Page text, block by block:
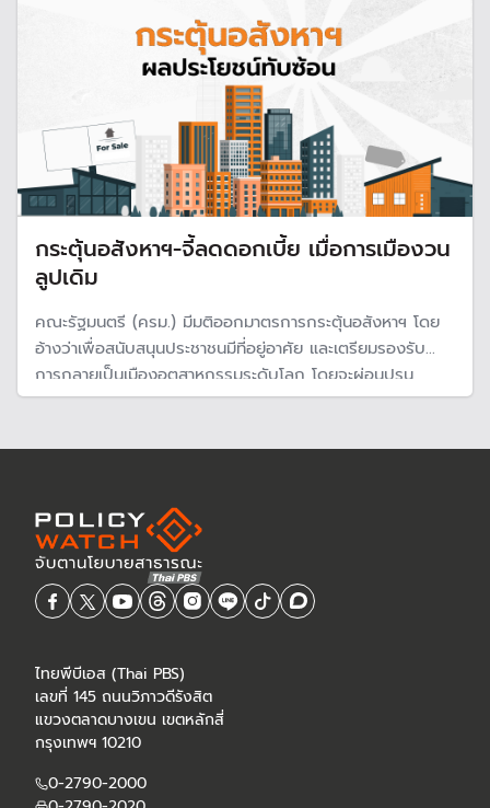
กระตุ้นอสังหาฯ-จี้ลดดอกเบี้ย เมื่อการเมืองวน
ลูปเดิม
คณะรัฐมนตรี (ครม.) มีมติออกมาตรการกระตุ้นอสังหาฯ โดย
อ้างว่าเพื่อสนับสนุนประชาชนมีที่อยู่อาศัย และเตรียมรองรับ
การกลายเป็นเมืองอุตสาหกรรมระดับโลก โดยจะผ่อนปรน
เงื่อนไขให้ต่างชาติ แต่ไม่ใช่มาตรการใหม่ ล้วนเป็นมาตรการเดิม
ประโยชน์ทับซ้อน"
ไทยพีบีเอส (Thai PBS)
เลขที่ 145 ถนนวิภาวดีรังสิต
แขวงตลาดบางเขน เขตหลักสี่
กรุงเทพฯ 10210
0-2790-2000